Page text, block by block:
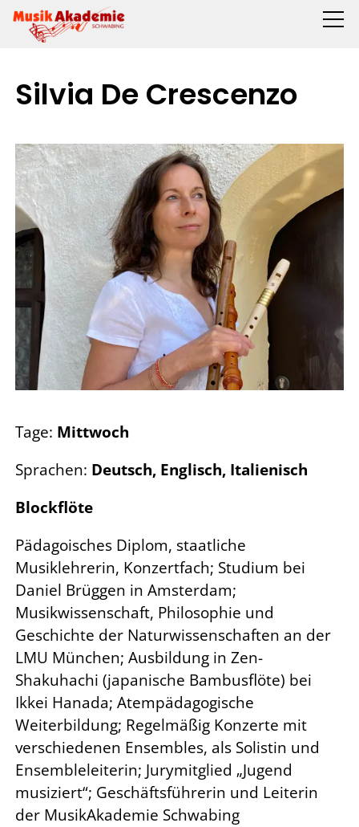
Silvia De Crescenzo
Tage: Mittwoch
Sprachen: Deutsch, Englisch, Italienisch
Blockflöte
Pädagoisches Diplom, staatliche
Musiklehrerin, Konzertfach; Studium bei
Daniel Brüggen in Amsterdam;
Musikwissenschaft, Philosophie und
Geschichte der Naturwissenschaften an der
LMU München; Ausbildung in Zen-
Shakuhachi (japanische Bambusflöte) bei
Ikkei Hanada; Atempädagogische
Weiterbildung; Regelmäßig Konzerte mit
verschiedenen Ensembles, als Solistin und
Ensembleleiterin; Jurymitglied „Jugend
musiziert“; Geschäftsführerin und Leiterin
der MusikAkademie Schwabing